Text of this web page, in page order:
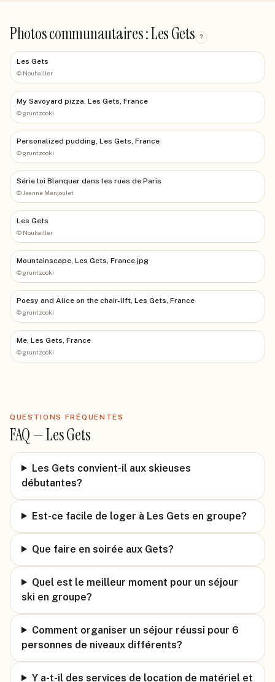
Photos communautaires : Les Gets ?
Les Gets
© Nouhailler
My Savoyard pizza, Les Gets, France
©gruntzooki
Personalized pudding, Les Gets, France
©gruntzooki
Série loi Blanquer dans les rues de Paris
© Jeanne Menjoulet
Les Gets
© Nouhailler
Mountainscape, Les Gets, France.jpg
©gruntzooki
Poesy and Alice on the chair-lift, Les Gets, France
©gruntzooki
Me, Les Gets, France
©gruntzooki
QUESTIONS FRÉQUENTES
FAQ —Les Gets
Les Gets convient-il aux skieuses
débutantes?
Est-ce facile de loger à Les Gets en groupe?
Que faire en soirée aux Gets?
Quel est le meilleur moment pour un séjour
ski en groupe?
Comment organiser un séjour réussi pour 6
personnes de niveaux différents?
Y a-t-il des services de location de matériel et